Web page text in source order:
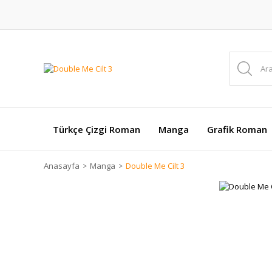
Türkçe Çizgi Roman Manga Grafik Roman
Anasayfa Manga Double Me Cilt 3